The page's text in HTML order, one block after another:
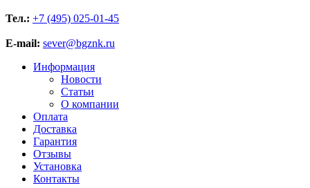
Тел.: +7 (495) 025-01-45
E-mail: sever@bgznk.ru
Информация
Новости
Статьи
О компании
Оплата
Доставка
Гарантия
Отзывы
Установка
Контакты